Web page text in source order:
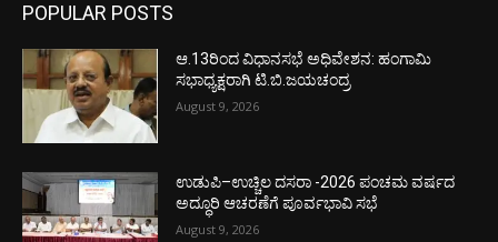
POPULAR POSTS
ಆ.13ರಿಂದ ವಿಧಾನಸಭೆ ಅಧಿವೇಶನ: ಹಂಗಾಮಿ
ಸಭಾಧ್ಯಕ್ಷರಾಗಿ ಟಿ.ಬಿ.ಜಯಚಂದ್ರ
August 9, 2026
ಉಡುಪಿ–ಉಚ್ಚಿಲ ದಸರಾ -2026 ಪಂಚಮ ವರ್ಷದ
ಅದ್ಧೂರಿ ಆಚರಣೆಗೆ ಪೂರ್ವಭಾವಿ ಸಭೆ
August 9, 2026